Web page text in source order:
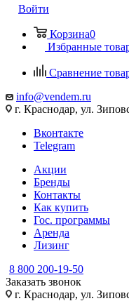
Войти
Корзина0
Избранные
Сравнение
info@vendem.ru
г. Краснодар, ул.
Вконтакте
Telegram
Акции
Бренды
Контакты
Как купить
Гос. программы
Аренда
Лизинг
8 800 200-19-50
Заказать звонок
г. Краснодар, ул.